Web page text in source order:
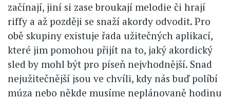
začínají, jiní si zase broukají melodie či hrají
riffy a až později se snaží akordy odvodit. Pro
obě skupiny existuje řada užitečných aplikací,
které jim pomohou přijít na to, jaký akordický
sled by mohl být pro píseň nejvhodnější. Snad
nejužitečnější jsou ve chvíli, kdy nás buď políbí
múza nebo někde musíme neplánovaně hodinu